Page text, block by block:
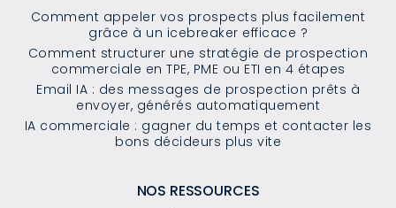
Comment appeler vos prospects plus facilement
grâce à un icebreaker efficace ?
Comment structurer une stratégie de prospection
commerciale en TPE, PME ou ETI en 4 étapes
Email IA : des messages de prospection prêts à
envoyer, générés automatiquement
IA commerciale : gagner du temps et contacter les
bons décideurs plus vite
NOS RESSOURCES